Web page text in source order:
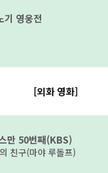
기 영웅전
[외화 영화]
만 50번째(KBS)
친구(마야 루돌프)